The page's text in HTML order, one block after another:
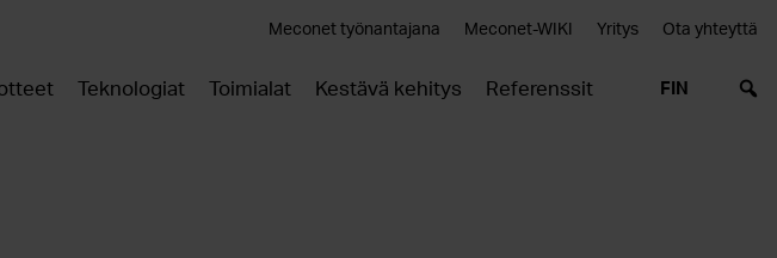
Meconet työnantajana Meconet-WIKI Yritys Ota yhteyttä
Teknologiat Toimialat Kestävä kehitys Referenssit FIN